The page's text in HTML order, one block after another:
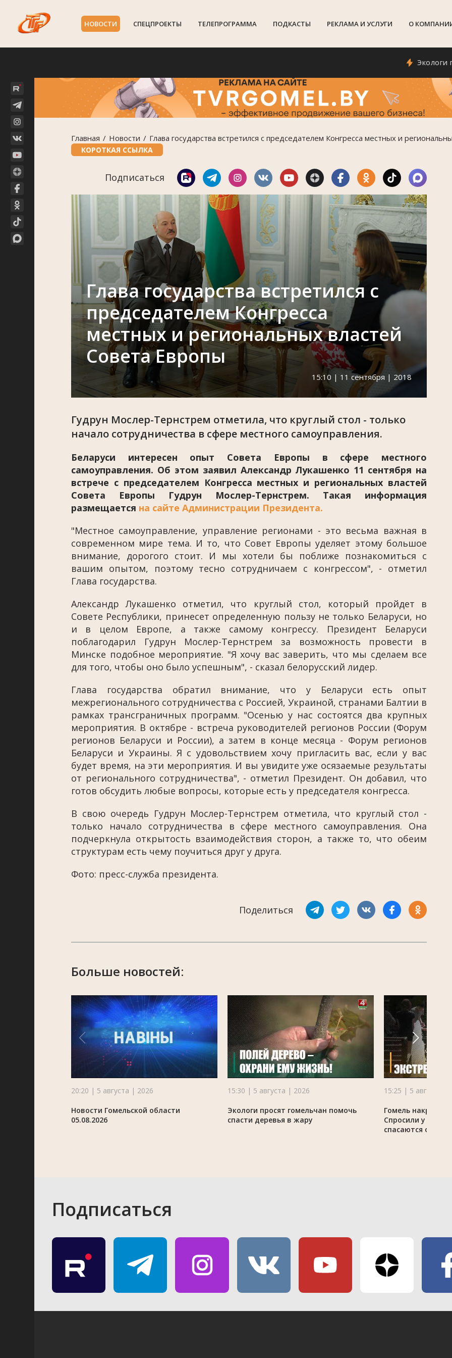
НОВОСТИ СПЕЦПРОЕКТЫ ТЕЛЕПРОГРАММА ПОДКАСТЫ РЕКЛАМА И УСЛУГИ О
Экологи просят
Главная Новости Глава государства встретился с председателем Конгресса местных и
КОРОТКАЯ ССЫЛКА
Подписаться
Глава государства встретился с
председателем Конгресса
местных и региональных властей
Совета Европы
15:10 | 11 сентября | 2018
Гудрун Мослер-Тернстрем отметила, что круглый стол - только
начало сотрудничества в сфере местного самоуправления.
Беларуси интересен опыт Совета Европы в сфере местного
самоуправления. Об этом заявил Александр Лукашенко 11 сентября на
встрече с председателем Конгресса местных и региональных властей
Совета Европы Гудрун Мослер-Тернстрем. Такая информация
размещается на сайте Администрации Президента.
"Местное самоуправление, управление регионами - это весьма важная в
современном мире тема. И то, что Совет Европы уделяет этому большое
внимание, дорогого стоит. И мы хотели бы поближе познакомиться с
вашим опытом, поэтому тесно сотрудничаем с конгрессом", - отметил
Глава государства.
Александр Лукашенко отметил, что круглый стол, который пройдет в
Совете Республики, принесет определенную пользу не только Беларуси, но
и в целом Европе, а также самому конгрессу. Президент Беларуси
поблагодарил Гудрун Мослер-Тернстрем за возможность провести в
Минске подобное мероприятие. "Я хочу вас заверить, что мы сделаем все
для того, чтобы оно было успешным", - сказал белорусский лидер.
Глава государства обратил внимание, что у Беларуси есть опыт
межрегионального сотрудничества с Россией, Украиной, странами Балтии в
рамках трансграничных программ. "Осенью у нас состоятся два крупных
мероприятия. В октябре - встреча руководителей регионов России (Форум
регионов Беларуси и России), а затем в конце месяца - Форум регионов
Беларуси и Украины. Я с удовольствием хочу пригласить вас, если у вас
будет время, на эти мероприятия. И вы увидите уже осязаемые результаты
от регионального сотрудничества", - отметил Президент. Он добавил, что
готов обсудить любые вопросы, которые есть у председателя конгресса.
В свою очередь Гудрун Мослер-Тернстрем отметила, что круглый стол -
только начало сотрудничества в сфере местного самоуправления. Она
подчеркнула открытость взаимодействия сторон, а также то, что обеим
структурам есть чему поучиться друг у друга.
Фото: пресс-служба президента.
Поделиться
Больше новостей:
20:20 | 5 августа | 2026
Новости Гомельской области
05.08.2026
15:30 | 5 августа | 2026
Экологи просят гомельчан помочь
спасти деревья в жару
15:25 | 5 августа |
Гомель накрыла
Спросили у
спасаются от зноя
Подписаться